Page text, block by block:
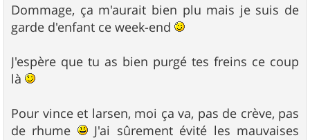
s
s
a
Dommage, ça m'aurait bien plu mais je suis de
garde d'enfant ce week-end
J'espère que tu as bien purgé tes freins ce coup
là
Pour vince et larsen, moi ça va, pas de crève, pas
de rhume
J'ai sûrement évité les mauvaises